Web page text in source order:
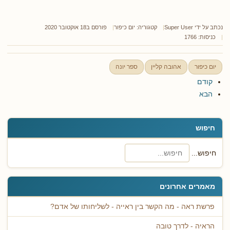
חיפוש
חיפוש...
מאמרים אחרונים
פרשת ראה - מה הקשר בין ראייה - לשליחותו של אדם?
הראיה - לדרך טובה
נכתב על ידי Super User קטגוריה: יום כיפור
פורסם ב18 אוקטובר 2020
כניסות: 1766
יום כיפור אהובה קליין ספר יונה
קודם
הבא